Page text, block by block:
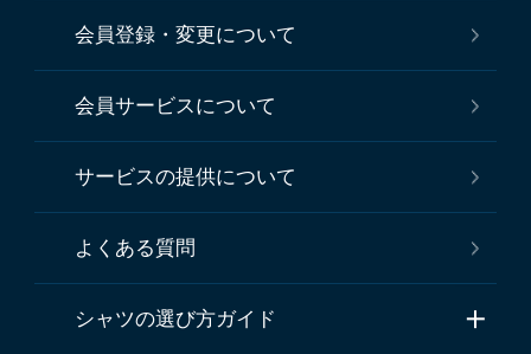
会員登録・変更について
会員サービスについて
サービスの提供について
よくある質問
シャツの選び方ガイド